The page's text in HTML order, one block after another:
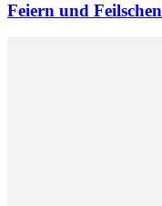
Feiern und Feilschen